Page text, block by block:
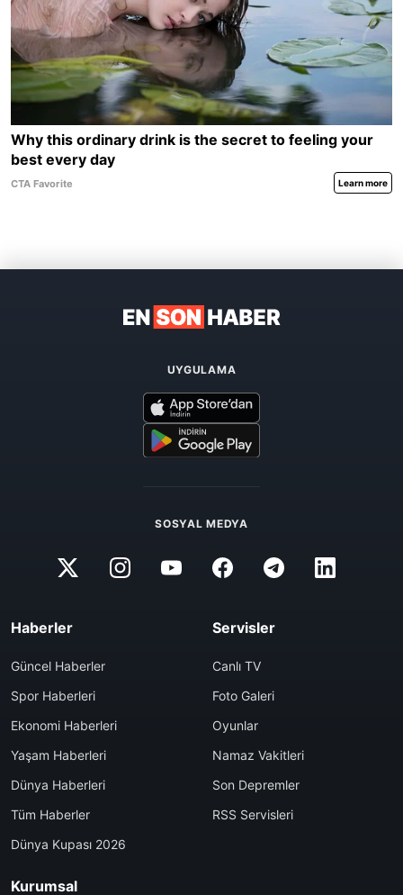
UYGULAMA
SOSYAL MEDYA
Haberler
Güncel Haberler
Spor Haberleri
Ekonomi Haberleri
Yaşam Haberleri
Dünya Haberleri
Tüm Haberler
Dünya Kupası 2026
Servisler
Canlı TV
Foto Galeri
Oyunlar
Namaz Vakitleri
Son Depremler
RSS Servisleri
Kurumsal